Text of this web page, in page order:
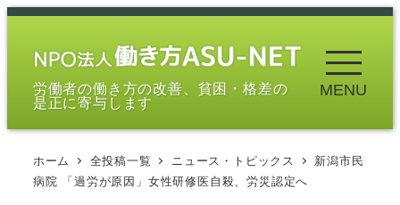
メ
労働者の働き方の改善、貧困・格差の
是正に寄与します
MENU
ホーム 全投稿一覧 ニュース・トピックス
新潟市民
病院 「過労が原因」女性研修医自殺、労災認定へ